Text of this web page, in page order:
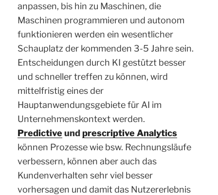
anpassen, bis hin zu Maschinen, die
Maschinen programmieren und autonom
funktionieren werden ein wesentlicher
Schauplatz der kommenden 3-5 Jahre sein.
Entscheidungen durch KI gestützt besser
und schneller treffen zu können, wird
mittelfristig eines der
Hauptanwendungsgebiete für AI im
Unternehmenskontext werden.
Predictiveundprescriptive Analytics
können Prozesse wie bsw. Rechnungsläufe
verbessern, können aber auch das
Kundenverhalten sehr viel besser
vorhersagen und damit das Nutzererlebnis